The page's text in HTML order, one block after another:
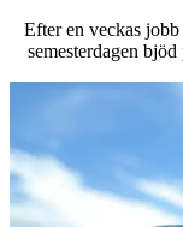
Efter en veckas
semesterdagen